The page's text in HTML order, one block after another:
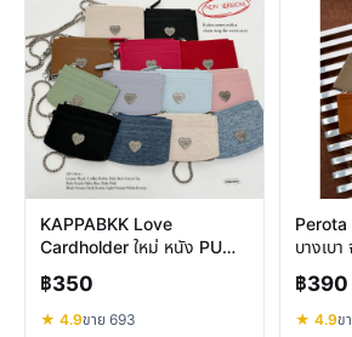
KAPPABKK Love
Cardholder ใหม่ หนัง PU
ดีไซน์หัวใจ คล้องข้อมือ พกพา
สะดวก
฿350
★ 4.9ขาย 693
Perota
บางเบา
พกพาสะ
฿390
★ 4.9ข